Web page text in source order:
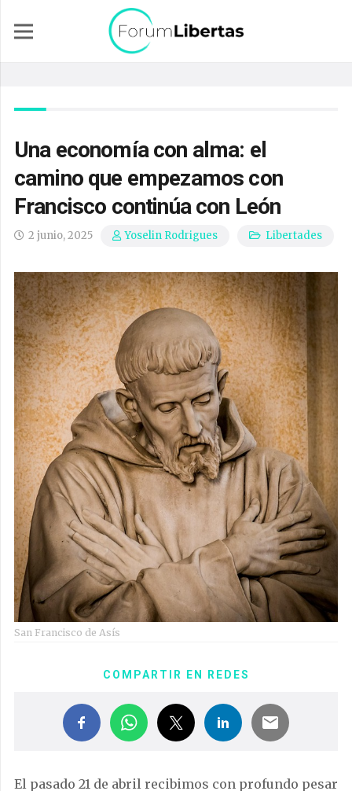
Una economía con alma: el
camino que empezamos con
Francisco continúa con León
2 junio, 2025 Yoselin Rodrigues Libertades
San Francisco de Asís
COMPARTIR EN REDES
El pasado 21 de abril recibimos con profundo pesar